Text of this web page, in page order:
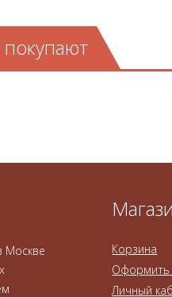
Москве
Корзина
Оформить
Личный